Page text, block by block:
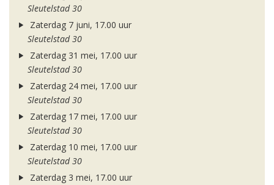
Sleutelstad 30
Zaterdag 7 juni, 17.00 uur
Sleutelstad 30
Zaterdag 31 mei, 17.00 uur
Sleutelstad 30
Zaterdag 24 mei, 17.00 uur
Sleutelstad 30
Zaterdag 17 mei, 17.00 uur
Sleutelstad 30
Zaterdag 10 mei, 17.00 uur
Sleutelstad 30
Zaterdag 3 mei, 17.00 uur